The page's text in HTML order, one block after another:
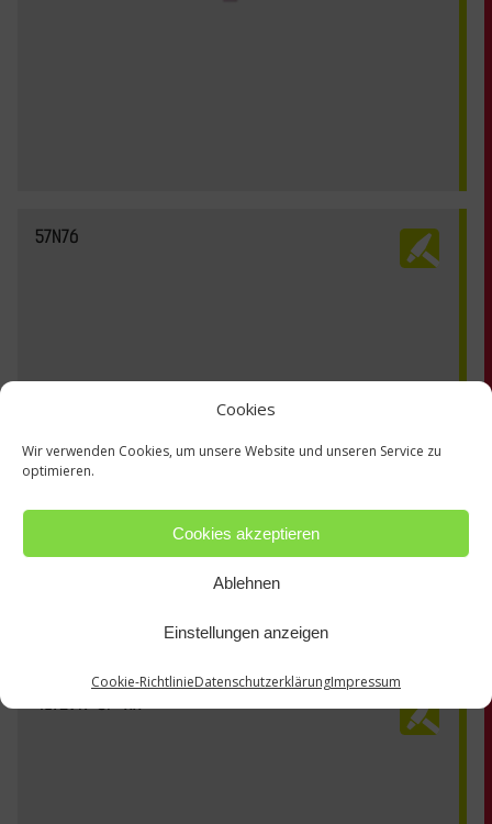
Cookies
Wir verwenden Cookies, um unsere Website und unseren Service zu
optimieren.
Cookies akzeptieren
Ablehnen
Einstellungen anzeigen
Cookie-RichtlinieDatenschutzerklärungImpressum
57N76
41V29R-SF-xx